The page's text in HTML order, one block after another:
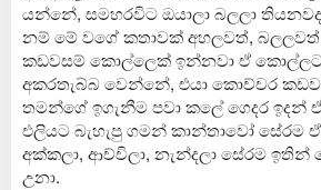
යන්නේ, සමහරවිට ඔයාලා බලලා
නම් මේ වගේ කතාවක් අහලවත්,
කඩවසම් කොල්ලෙක් ඉන්නවා ඒ
අකරතැබ්බ වෙන්නේ, එයා කොච්චර
තමන්ගේ ඉගැනීම පවා කලේ ගෙදර
එලියට බැහැපු ගමන් කාන්තාවෝ සේරම
අක්කලා, ආච්චිලා, නැන්දලා සේරම ඉතින්
උනා.